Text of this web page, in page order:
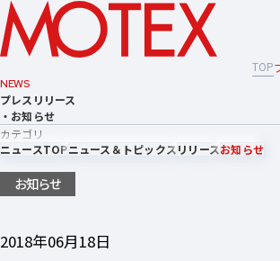
TOP
NEWS
プレスリリース
・お知らせ
カテゴリ
ニュースTOPニュース＆トピックスリリースお知らせ
お知らせ
2018年06月18日